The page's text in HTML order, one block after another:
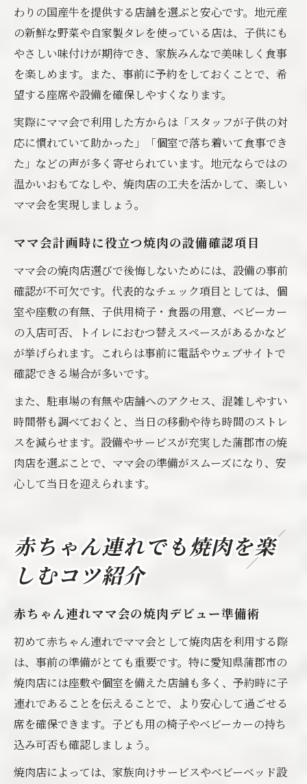
わりの国産牛を提供する店舗を選ぶと安心です。地元産
の新鮮な野菜や自家製タレを使っている店は、子供にも
やさしい味付けが期待でき、家族みんなで美味しく食事
を楽しめます。また、事前に予約をしておくことで、希
望する座席や設備を確保しやすくなります。
実際にママ会で利用した方からは「スタッフが子供の対
応に慣れていて助かった」「個室で落ち着いて食事でき
た」などの声が多く寄せられています。地元ならではの
温かいおもてなしや、焼肉店の工夫を活かして、楽しい
ママ会を実現しましょう。
ママ会計画時に役立つ焼肉の設備確認項目
ママ会の焼肉店選びで後悔しないためには、設備の事前
確認が不可欠です。代表的なチェック項目としては、個
室や座敷の有無、子供用椅子・食器の用意、ベビーカー
の入店可否、トイレにおむつ替えスペースがあるかなど
が挙げられます。これらは事前に電話やウェブサイトで
確認できる場合が多いです。
また、駐車場の有無や店舗へのアクセス、混雑しやすい
時間帯も調べておくと、当日の移動や待ち時間のストレ
スを減らせます。設備やサービスが充実した蒲郡市の焼
肉店を選ぶことで、ママ会の準備がスムーズになり、安
心して当日を迎えられます。
赤ちゃん連れでも焼肉を楽
しむコツ紹介
赤ちゃん連れママ会の焼肉デビュー準備術
初めて赤ちゃん連れでママ会として焼肉店を利用する際
は、事前の準備がとても重要です。特に愛知県蒲郡市の
焼肉店には座敷や個室を備えた店舗も多く、予約時に子
連れであることを伝えることで、より安心して過ごせる
席を確保できます。子ども用の椅子やベビーカーの持ち
込み可否も確認しましょう。
焼肉店によっては、家族向けサービスやベビーベッド設